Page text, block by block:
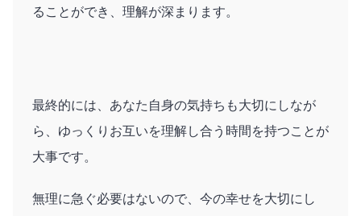
ることができ、理解が深まります。
最終的には、あなた自身の気持ちも大切にしなが
ら、ゆっくりお互いを理解し合う時間を持つことが
大事です。
無理に急ぐ必要はないので、今の幸せを大切にし